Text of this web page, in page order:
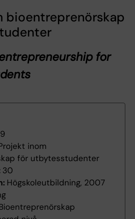
bioentreprenörskap
for
inom
för utbytesstudenter
30
Högskoleutbildning, 2007